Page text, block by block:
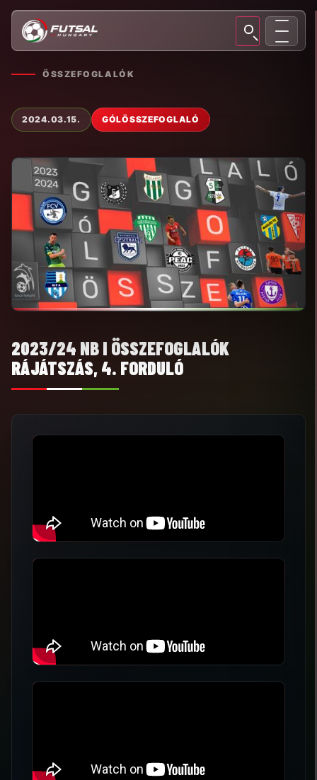
ÖSSZEFOGLALÓK
2024.03.15. GÓLÖSSZEFOGLALÓ
2023/24 NB I ÖSSZEFOGLALÓK
RÁJÁTSZÁS, 4. FORDULÓ